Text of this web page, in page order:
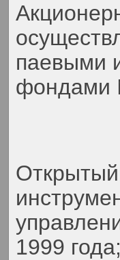
паевыми
фондами
1999 года;